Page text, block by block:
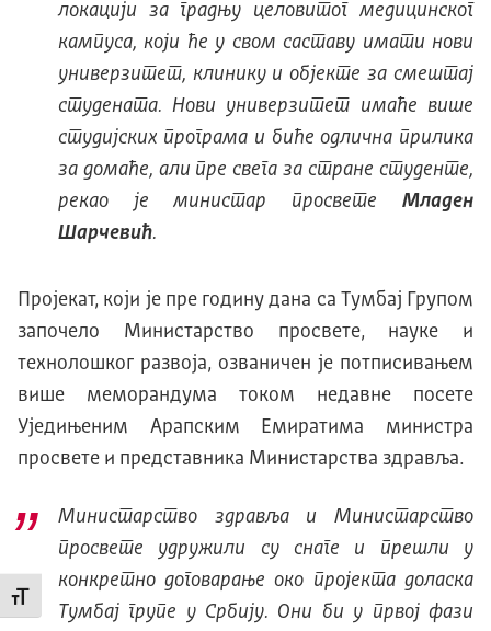
Промени величину слова
локацији за градњу целовитог медицинског
кампуса, који ће у свом саставу имати нови
универзитет, клинику и објекте за смештај
студената. Нови универзитет имаће више
студијских програма и биће одлична прилика
за домаће, али пре свега за стране студенте,
рекао је министар просвете Младен
Шарчевић.
Пројекат, који је пре годину дана са Тумбај Групом
започело Министарство просвете, науке и
технолошког развоја, озваничен је потписивањем
више меморандума током недавне посете
Уједињеним Арапским Емиратима министра
просвете и представника Министарства здравља.
Министарство здравља и Министарство
просвете удружили су снаге и прешли у
конкретно договарање око пројекта доласка
Тумбај групе у Србију. Они би у првој фази